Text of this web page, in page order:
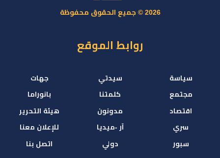
2026 © جميع الحقوق محفوظة
روابط الموقع
سياسة
مجتمع
اقتصاد
سري
سبور
سيدتي
كلمتنا
مدونون
آر -ميديا
دولي
جهات
بانوراما
هيئة التحرير
للإعلان معنا
اتصل بنا